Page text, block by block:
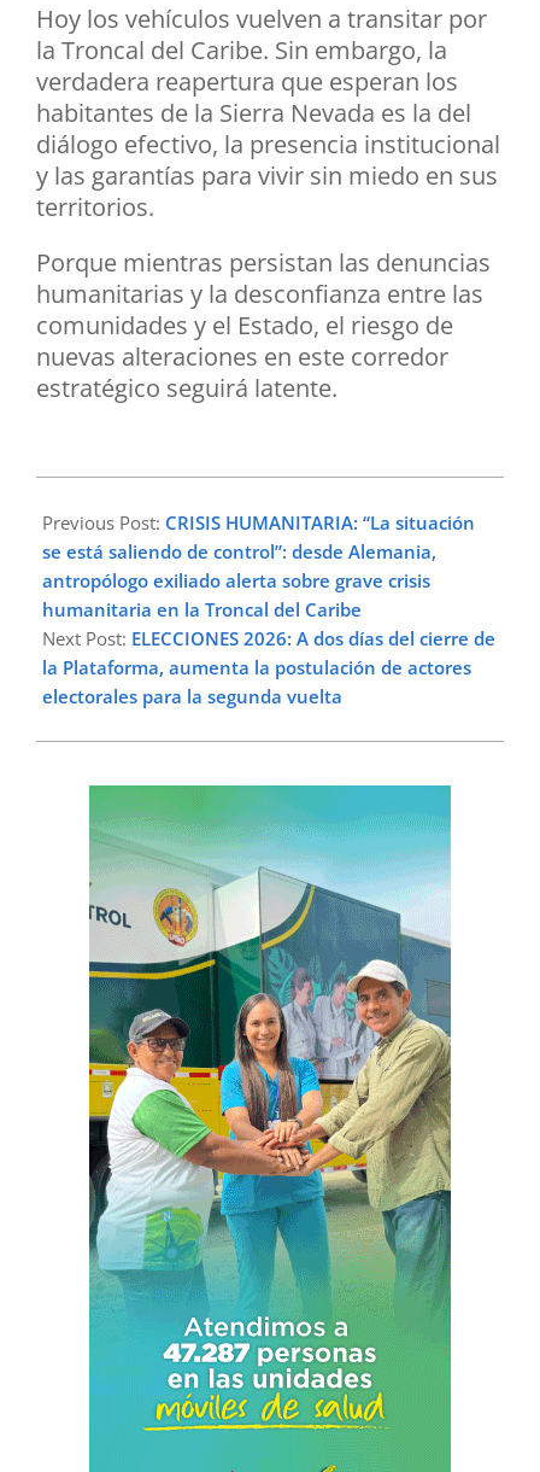
Hoy los vehículos vuelven a transitar por
la Troncal del Caribe. Sin embargo, la
verdadera reapertura que esperan los
habitantes de la Sierra Nevada es la del
diálogo efectivo, la presencia institucional
y las garantías para vivir sin miedo en sus
territorios.
Porque mientras persistan las denuncias
humanitarias y la desconfianza entre las
comunidades y el Estado, el riesgo de
nuevas alteraciones en este corredor
estratégico seguirá latente.
06-
16
Previous Post: CRISIS HUMANITARIA: “La situación
se está saliendo de control”: desde Alemania,
antropólogo exiliado alerta sobre grave crisis
humanitaria en la Troncal del Caribe
Next Post: ELECCIONES 2026: A dos días del cierre de
la Plataforma, aumenta la postulación de actores
electorales para la segunda vuelta